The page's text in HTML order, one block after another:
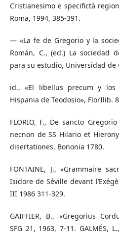
Cristianesimo e specifictà
Roma, 1994, 385-391.
— «La fe de Gregorio y la
Román, C., (ed.) La sociedad
para su estudio, Universidad de
id., «El libellus precum y los
Hispania de Teodosio», FlorIlib.
FLORIO, F., De sancto
necnon de SS Hilario et
disertationes, Bononia 1780.
FONTAINE, J., «Grammaire
Isidore de Séville devant
III 1986 311-329.
GAIFFIER, B., «Gregorius
SFG 21, 1963, 7-11. GALMÉS,